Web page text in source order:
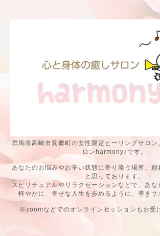
群馬県高崎市箕郷町の女性限定ヒーリングサロ
ロンharmony♪です。
あなたのお悩みやお辛い状態に寄り添う場所、
と思っております。
スピリチュアルやリラクゼーションなどで、あな
軽やかに、幸せな人生を歩めるように、導きサ
※zoomなどでのオンラインセッションもお受